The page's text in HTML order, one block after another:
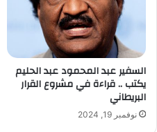
السفير عبد المحمود عبد الحليم
يكتب .. قراءة في مشروع القرار
البريطاني
نوفمبر 19, 2024